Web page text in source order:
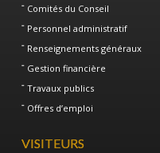
Comités du Conseil
Personnel administratif
Renseignements généraux
Gestion financière
Travaux publics
Offres d’emploi
VISITEURS